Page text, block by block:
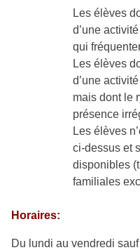
Les élèves
d’une
qui
Les élèves
d’une
mais dont le
présence
Les élèves
ci-dessus et
disponibles
familiales
Horaires:
Du lundi au vendredi